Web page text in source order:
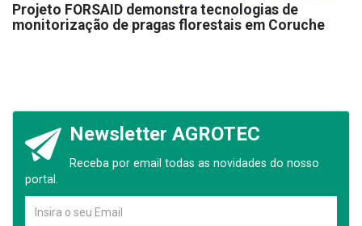
Projeto FORSAID demonstra tecnologias de
monitorização de pragas florestais em Coruche
Newsletter AGROTEC
Receba por email todas as novidades do nosso
portal.